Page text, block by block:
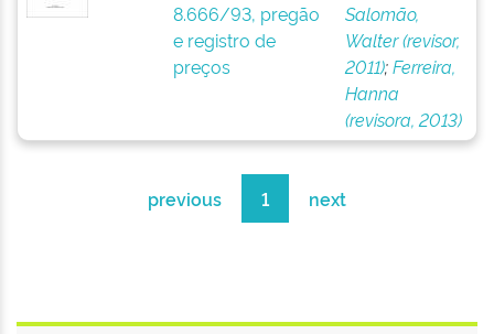
8.666/93, pregão
e registro de
preços
Salomão,
Walter (revisor,
2011);Ferreira,
Hanna
(revisora, 2013)
previous 1 next